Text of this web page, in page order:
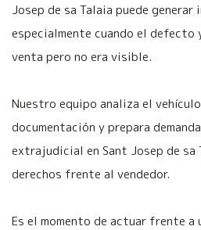
Josep de sa Talaia puede generar
especialmente cuando el defecto
venta pero no era visible.
Nuestro equipo analiza el
documentación y prepara
extrajudicial en Sant Josep de sa
derechos frente al vendedor.
Es el momento de actuar frente a